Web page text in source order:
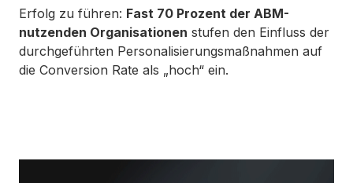
Erfolg zu führen: Fast 70 Prozent der ABM-
nutzenden Organisationen stufen den Einfluss der
durchgeführten Personalisierungsmaßnahmen auf
die Conversion Rate als „hoch“ ein.